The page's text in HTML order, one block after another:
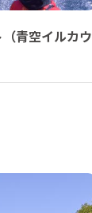
青空イルカウ